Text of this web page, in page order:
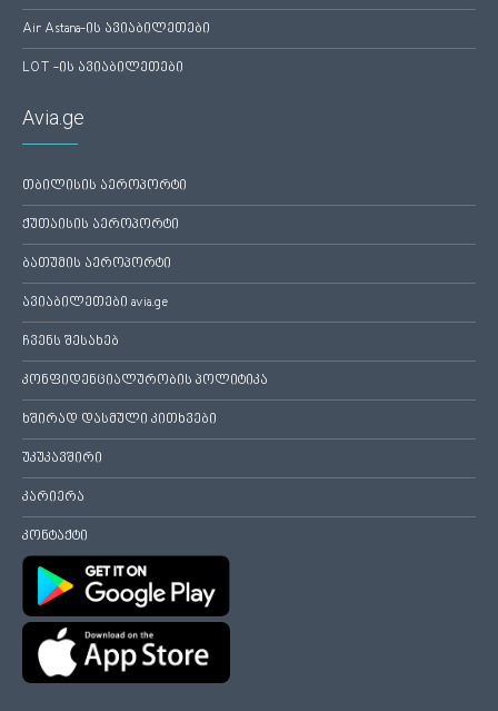
Air Astana-ის ავიაბილეთები
LOT -ის ავიაბილეთები
Avia.ge
თბილისის აეროპორტი
ქუთაისის აეროპორტი
ბათუმის აეროპორტი
ავიაბილეთები avia.ge
ჩვენს შესახებ
კონფიდენციალურობის პოლიტიკა
ხშირად დასმული კითხვები
უკუკავშირი
კარიერა
კონტაქტი